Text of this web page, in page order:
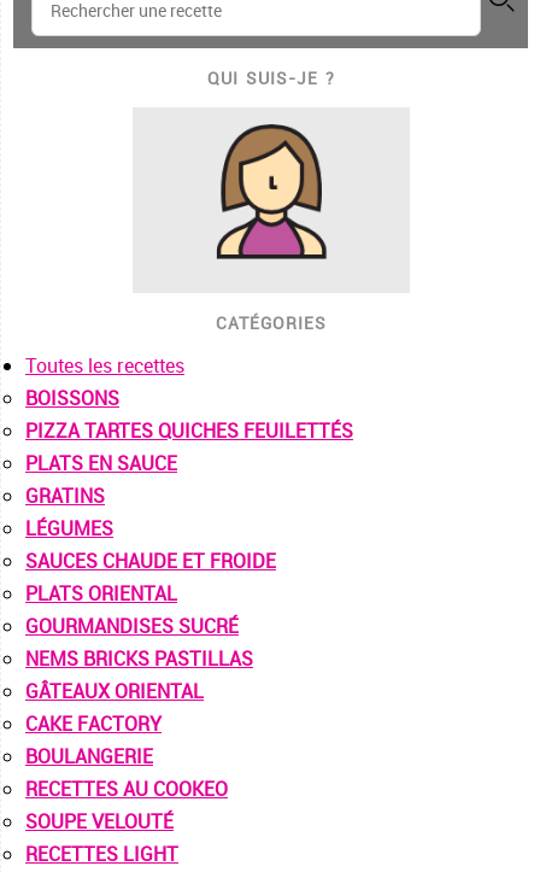
QUI SUIS-JE ?
CATÉGORIES
Toutes les recettes
BOISSONS
PIZZA TARTES QUICHES FEUILETTÉS
PLATS EN SAUCE
GRATINS
LÉGUMES
SAUCES CHAUDE ET FROIDE
PLATS ORIENTAL
GOURMANDISES SUCRÉ
NEMS BRICKS PASTILLAS
GÂTEAUX ORIENTAL
CAKE FACTORY
BOULANGERIE
RECETTES AU COOKEO
SOUPE VELOUTÉ
RECETTES LIGHT